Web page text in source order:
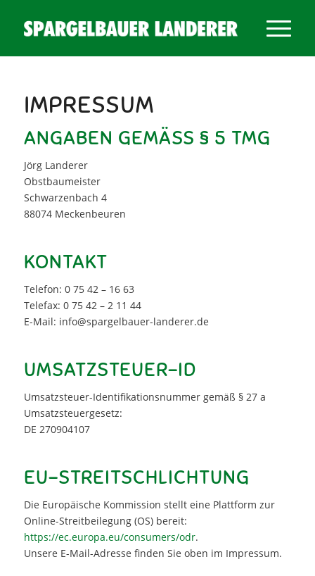
IMPRESSUM
ANGABEN GEMÄSS § 5 TMG
Jörg Landerer
Obstbaumeister
Schwarzenbach 4
88074 Meckenbeuren
KONTAKT
Telefon: 0 75 42 – 16 63
Telefax: 0 75 42 – 2 11 44
E-Mail: info@spargelbauer-landerer.de
UMSATZSTEUER-ID
Umsatzsteuer-Identifikationsnummer gemäß § 27 a
Umsatzsteuergesetz:
DE 270904107
EU-STREITSCHLICHTUNG
Die Europäische Kommission stellt eine Plattform zur
Online-Streitbeilegung (OS) bereit:
https://ec.europa.eu/consumers/odr.
Unsere E-Mail-Adresse finden Sie oben im Impressum.